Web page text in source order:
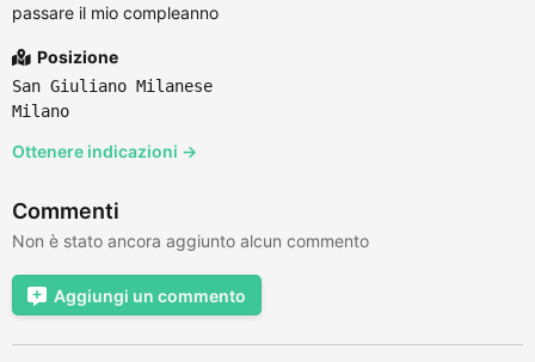
passare il mio compleanno
Posizione
San Giuliano Milanese
Milano
Ottenere indicazioni →
Commenti
Non è stato ancora aggiunto alcun commento
Aggiungi un commento